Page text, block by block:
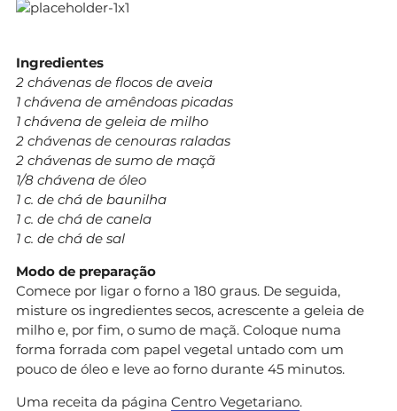
Ingredientes
2 chávenas de flocos de aveia
1 chávena de amêndoas picadas
1 chávena de geleia de milho
2 chávenas de cenouras raladas
2 chávenas de sumo de maçã
1/8 chávena de óleo
1 c. de chá de baunilha
1 c. de chá de canela
1 c. de chá de sal
Modo de preparação
Comece por ligar o forno a 180 graus. De seguida,
misture os ingredientes secos, acrescente a geleia de
milho e, por fim, o sumo de maçã. Coloque numa
forma forrada com papel vegetal untado com um
pouco de óleo e leve ao forno durante 45 minutos.
Uma receita da página Centro Vegetariano.